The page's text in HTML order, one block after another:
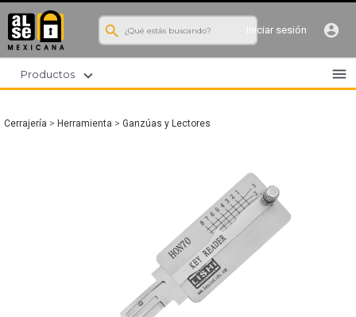
search Iniciar sesión account_circle
menu
Productos expand_more
Cerrajería > Herramienta > Ganzúas y Lectores